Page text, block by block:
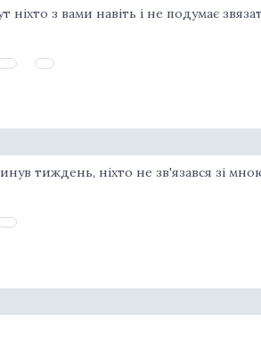
ніхто з вами навіть і не подумає
тиждень, ніхто не зв'язався зі